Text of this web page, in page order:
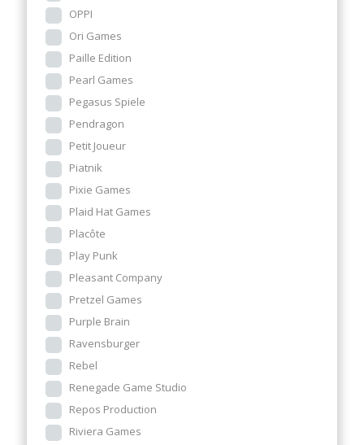
OPPI
Ori Games
Paille Edition
Pearl Games
Pegasus Spiele
Pendragon
Petit Joueur
Piatnik
Pixie Games
Plaid Hat Games
Placôte
Play Punk
Pleasant Company
Pretzel Games
Purple Brain
Ravensburger
Rebel
Renegade Game Studio
Repos Production
Riviera Games